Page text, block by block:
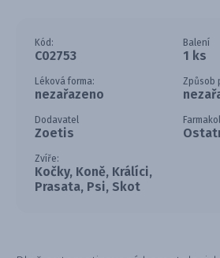
Kód:
C02753
Balení
1 ks
Léková forma:
nezařazeno
Způsob
Dodavatel
Zoetis
Zvíře:
Kočky, Koně, Králíci,
Prasata, Psi, Skot